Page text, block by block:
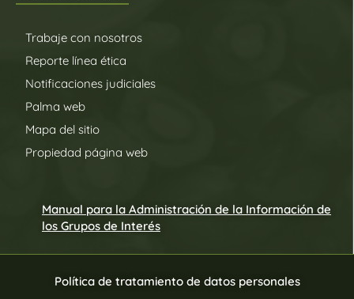
Trabaje con nosotros
Reporte línea ética
Notificaciones judiciales
Palma web
Mapa del sitio
Propiedad página web
Manual para la Administración de la Información de
los Grupos de Interés
Política de tratamiento de datos personales